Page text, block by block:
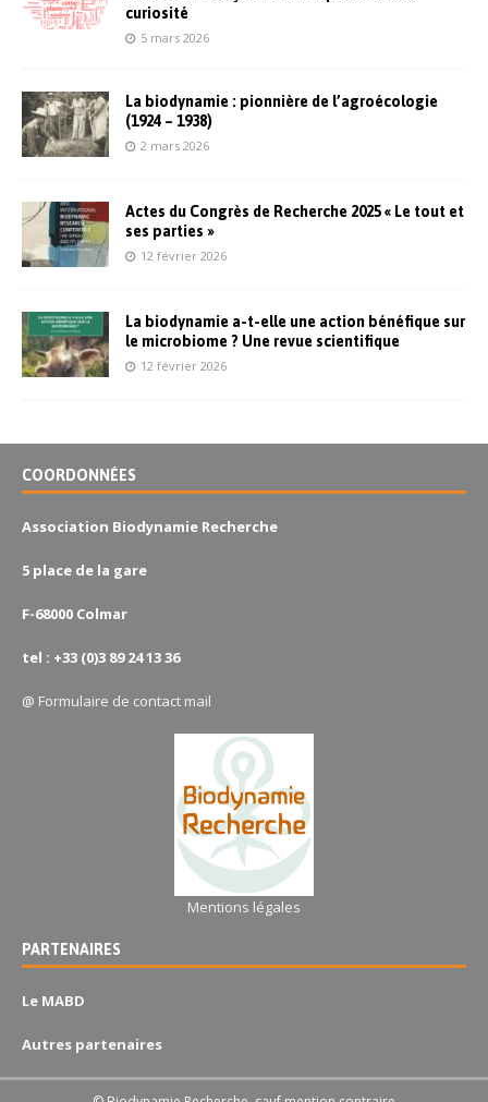
curiosité
5 mars 2026
La biodynamie : pionnière de l’agroécologie
(1924 – 1938)
2 mars 2026
Actes du Congrès de Recherche 2025 « Le tout et
ses parties »
12 février 2026
La biodynamie a-t-elle une action bénéfique sur
le microbiome ? Une revue scientifique
12 février 2026
COORDONNÉES
Association Biodynamie Recherche
5 place de la gare
F-68000 Colmar
tel : +33 (0)3 89 24 13 36
@ Formulaire de contact mail
Mentions légales
PARTENAIRES
Le MABD
Autres partenaires